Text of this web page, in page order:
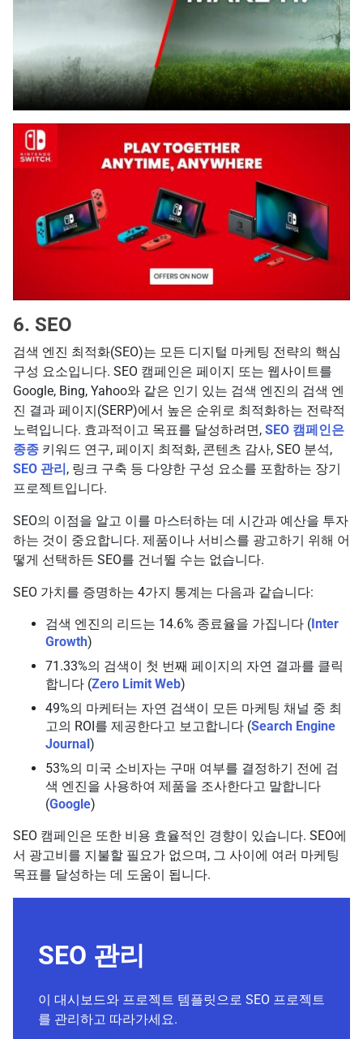
6. SEO
검색 엔진 최적화(SEO)는 모든 디지털 마케팅 전략의 핵심
구성 요소입니다. SEO 캠페인은 페이지 또는 웹사이트를
Google, Bing, Yahoo와 같은 인기 있는 검색 엔진의 검색 엔
진 결과 페이지(SERP)에서 높은 순위로 최적화하는 전략적
노력입니다. 효과적이고 목표를 달성하려면, SEO 캠페인은
종종 키워드 연구, 페이지 최적화, 콘텐츠 감사, SEO 분석,
SEO 관리, 링크 구축 등 다양한 구성 요소를 포함하는 장기
프로젝트입니다.
SEO의 이점을 알고 이를 마스터하는 데 시간과 예산을 투자
하는 것이 중요합니다. 제품이나 서비스를 광고하기 위해 어
떻게 선택하든 SEO를 건너뛸 수는 없습니다.
SEO 가치를 증명하는 4가지 통계는 다음과 같습니다:
검색 엔진의 리드는 14.6% 종료율을 가집니다 (Inter
Growth)
71.33%의 검색이 첫 번째 페이지의 자연 결과를 클릭
합니다 (Zero Limit Web)
49%의 마케터는 자연 검색이 모든 마케팅 채널 중 최
고의 ROI를 제공한다고 보고합니다 (Search Engine
Journal)
53%의 미국 소비자는 구매 여부를 결정하기 전에 검
색 엔진을 사용하여 제품을 조사한다고 말합니다
(Google)
SEO 캠페인은 또한 비용 효율적인 경향이 있습니다. SEO에
서 광고비를 지불할 필요가 없으며, 그 사이에 여러 마케팅
목표를 달성하는 데 도움이 됩니다.
SEO 관리
이 대시보드와 프로젝트 템플릿으로 SEO 프로젝트
를 관리하고 따라가세요.